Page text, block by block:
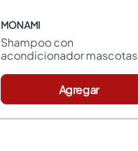
MON AMI
Shampoo con
acondicionador mascotas
Agregar